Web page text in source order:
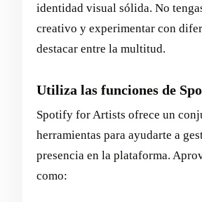
identidad visual sólida. No
creativo y experimentar con
destacar entre la multitud.
Utiliza las funciones de
Spotify for Artists ofrece un
herramientas para ayudarte a
presencia en la plataforma.
como: